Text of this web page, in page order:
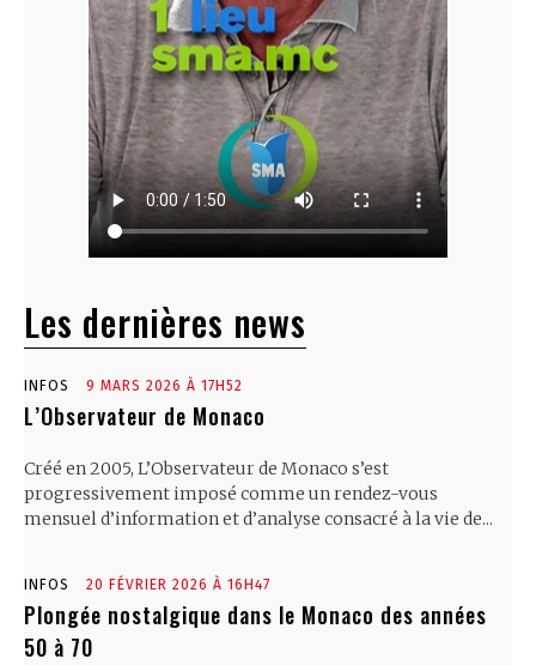
Les dernières news
INFOS 9 MARS 2026 À 17H52
L’Observateur de Monaco
Créé en 2005, L’Observateur de Monaco s’est
progressivement imposé comme un rendez-vous
mensuel d’information et d’analyse consacré à la vie de...
INFOS 20 FÉVRIER 2026 À 16H47
Plongée nostalgique dans le Monaco des années
50 à 70